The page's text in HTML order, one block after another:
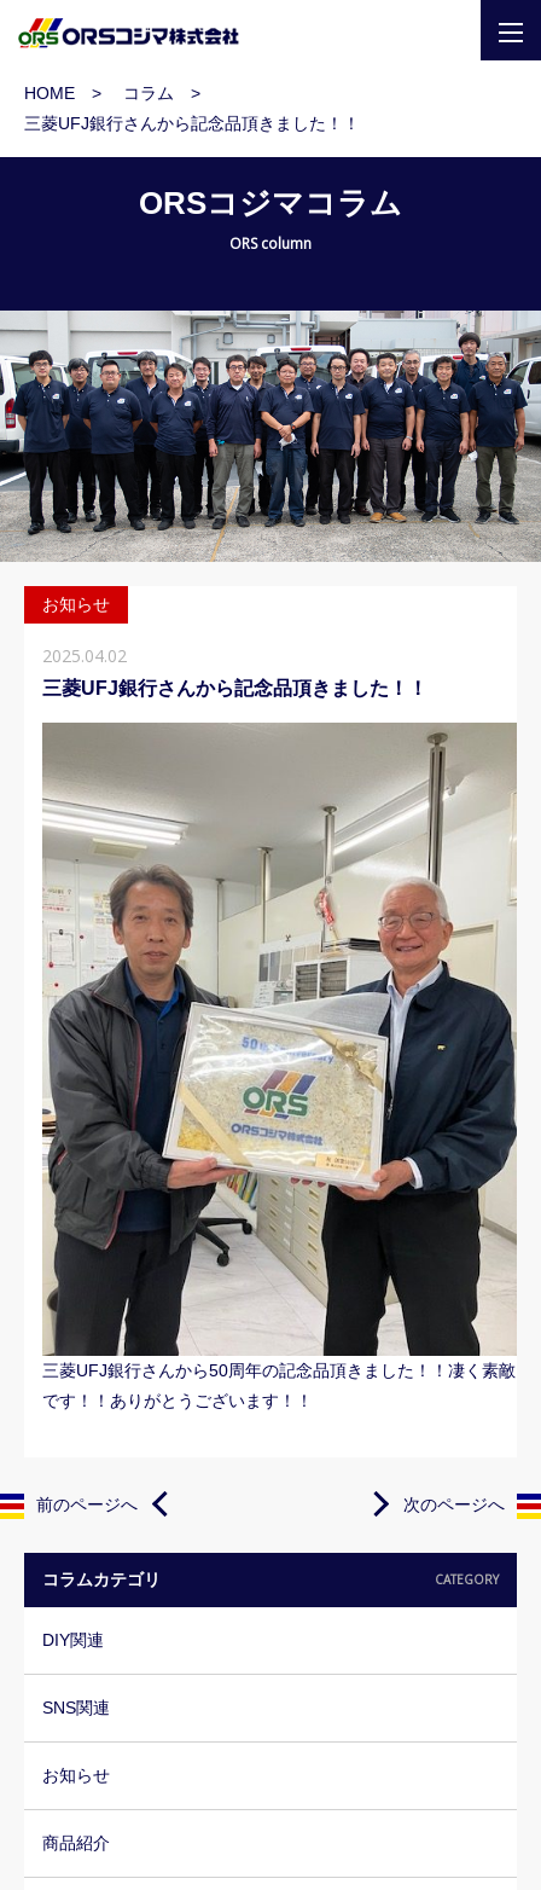
HOME
コラム
三菱UFJ銀行さんから記念品頂きました！！
ORSコジマコラム
ORS column
お知らせ
2025.04.02
三菱UFJ銀行さんから記念品頂きました！！
三菱UFJ銀行さんから50周年の記念品頂きました！！凄く素敵
です！！ありがとうございます！！
前のページへ 次のページへ
コラムカテゴリ CATEGORY
DIY関連
SNS関連
お知らせ
商品紹介